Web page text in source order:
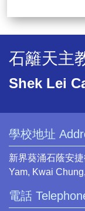
石籬天主
Shek Lei
學校地址
新界葵涌石蔭安
Yam, Kwai
電話